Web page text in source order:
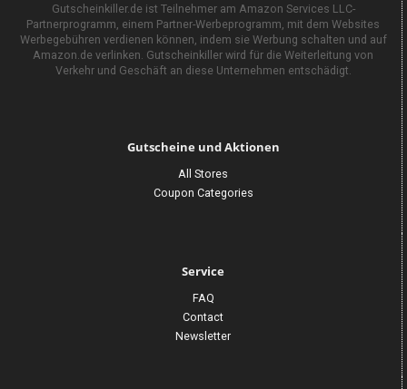
Gutscheinkiller.de ist Teilnehmer am Amazon Services LLC-
Partnerprogramm, einem Partner-Werbeprogramm, mit dem Websites
Werbegebühren verdienen können, indem sie Werbung schalten und auf
Amazon.de verlinken. Gutscheinkiller wird für die Weiterleitung von
Verkehr und Geschäft an diese Unternehmen entschädigt.
Gutscheine und Aktionen
All Stores
Coupon Categories
Service
FAQ
Contact
Newsletter